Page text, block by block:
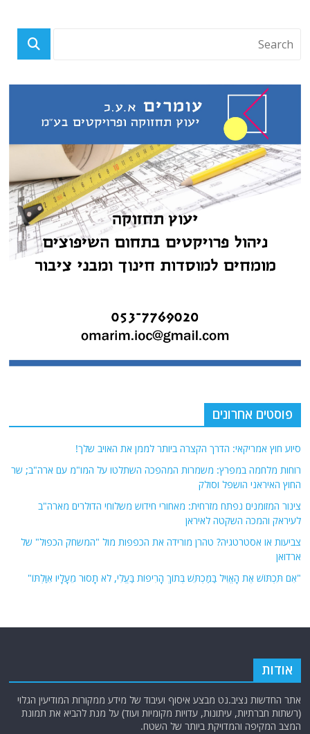
פוסטים אחרונים
סיוע חוץ אמריקאי: הדרך הקצרה ביותר לממן את האויב שלך!
רוחות מלחמה במפרץ: משמרות המהפכה השתלטו על המו"מ עם ארה"ב; שר
החוץ האיראני הושפל וסולק
צינור המזומנים נפתח מזרחית: מאחורי חידוש משלוחי הדולרים מארה"ב
לעיראק והמכה השקטה לאיראן
צביעות או אסטרטגיה? טהרן מורידה את הכפפות מול "המשחק הכפול" של
ארדואן
"אִם תִּכְתּוֹשׁ אֶת הָאֱוִיל בַּמַּכְתֵּשׁ בְּתוֹךְ הָרִיפוֹת בַּעֱלִי, לֹא תָסוּר מֵעָלָיו אִוַּלְתּוֹ"
אודות
אתר החדשות נציב.נט מבצע איסוף ועיבוד של מידע ממקורות המודיעין הגלוי
(רשתות חברתיות, עיתונות, עדויות מקומיות ועוד) על מנת להביא את תמונת
המצב המקיפה והמדויקת ביותר של השטח.